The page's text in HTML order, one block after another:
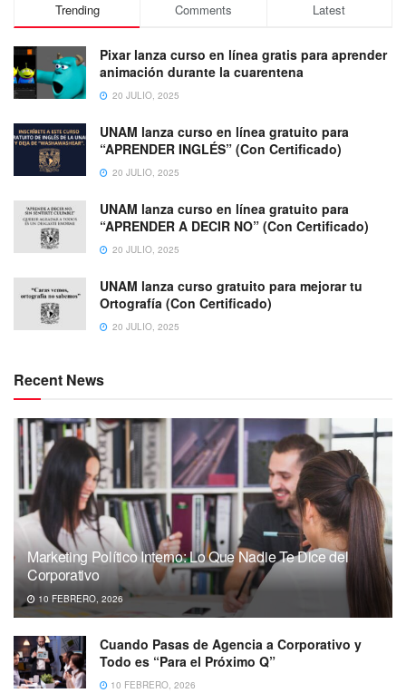
Trending Comments Latest
Pixar lanza curso en línea gratis para aprender
animación durante la cuarentena
20 JULIO, 2025
UNAM lanza curso en línea gratuito para
“APRENDER INGLÉS” (Con Certificado)
20 JULIO, 2025
UNAM lanza curso en línea gratuito para
“APRENDER A DECIR NO” (Con Certificado)
20 JULIO, 2025
UNAM lanza curso gratuito para mejorar tu
Ortografía (Con Certificado)
20 JULIO, 2025
Recent News
Marketing Político Interno: Lo Que Nadie Te Dice del
Corporativo
10 FEBRERO, 2026
Cuando Pasas de Agencia a Corporativo y
Todo es “Para el Próximo Q”
10 FEBRERO, 2026